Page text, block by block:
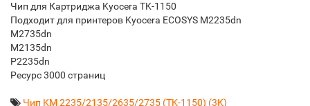
Чип для Картриджа Kyocera TK-1150
Подходит для принтеров Kyocera ECOSYS M2235dn
M2735dn
M2135dn
P2235dn
Ресурс 3000 страниц
Чип KM 2235/2135/2635/2735 (TK-1150) (3K)